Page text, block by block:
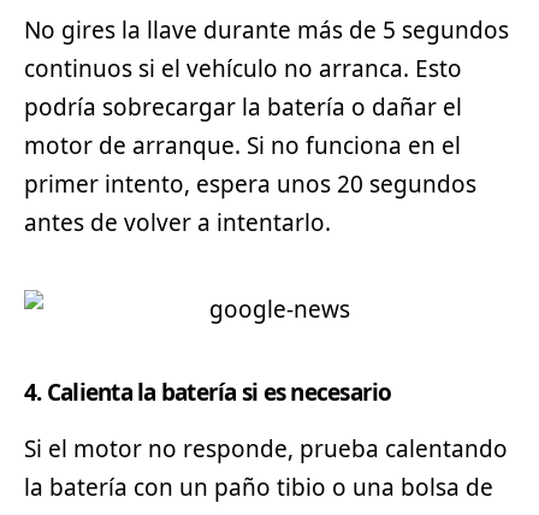
No gires la llave durante más de 5 segundos
continuos si el vehículo no arranca. Esto
podría sobrecargar la batería o dañar el
motor de arranque. Si no funciona en el
primer intento, espera unos 20 segundos
antes de volver a intentarlo.
4. Calienta la batería si es necesario
Si el motor no responde, prueba calentando
la batería con un paño tibio o una bolsa de